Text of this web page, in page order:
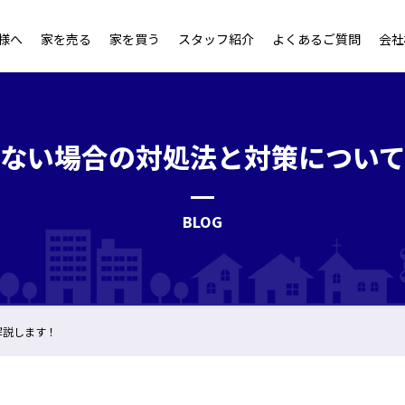
へ 家を売る 家を買う スタッフ紹介 よくあるご質問 会
い場合の対処法と対策につい
BLOG
します！